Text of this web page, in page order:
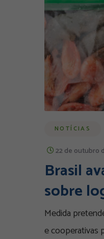
NOTÍCIAS
22 de outubro
Brasil
sobre
Medida
e cooperativas